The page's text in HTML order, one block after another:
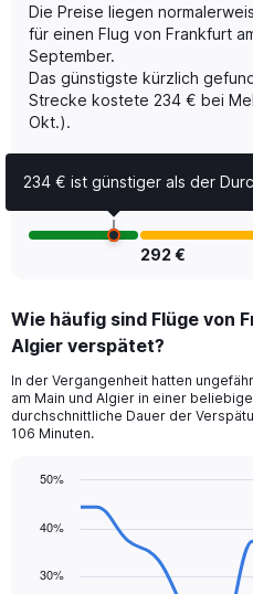
2
Y
axes
displaying
Avg.
Price
Number
of
Die Preise liegen
für einen Flug von Frankfurt
September.
Das günstigste kürzlich
Strecke kostete 234 € bei
Okt.).
292 €
Wie häufig sind Flüge von
Algier verspätet?
In der Vergangenheit hatten
am Main und Algier in einer
durchschnittliche Dauer der
106 Minuten.
chart
with
data
30%
40%
50%
234 € ist günstiger als der